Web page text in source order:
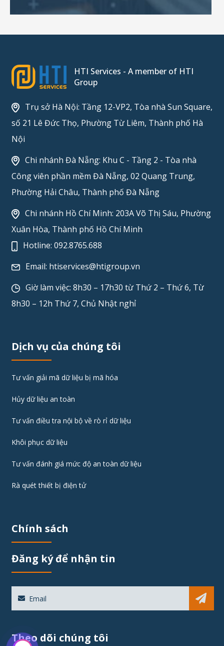
HTI Services - A member of HTI
Group
Trụ sở Hà Nội: Tầng 12-VP2, Tòa nhà Sun Square,
số 21 Lê Đức Thọ, Phường Từ Liêm, Thành phố Hà
Nội
Chi nhánh Đà Nẵng: Khu C - Tầng 2 - Tòa nhà
Công viên phần mềm Đà Nẵng, 02 Quang Trung,
Phường Hải Châu, Thành phố Đà Nẵng
Chi nhánh Hồ Chí Minh: 203A Võ Thị Sáu, Phường
Xuân Hòa, Thành phố Hồ Chí Minh
Hotline:092.8765.688
Email: htiservices@htigroup.vn
Giờ làm việc: 8h30 – 17h30 từ Thứ 2 – Thứ 6, Từ
8h30 – 12h Thứ 7, Chủ Nhật nghỉ
Dịch vụ của chúng tôi
Tư vấn giải mã dữ liệu bị mã hóa
Hủy dữ liệu an toàn
Tư vấn điều tra nội bộ về rò rỉ dữ liệu
Khôi phục dữ liệu
Tư vấn đánh giá mức độ an toàn dữ liệu
Rà quét thiết bị điện tử
Chính sách
Đăng ký để nhận tin
Sub
Theo dõi chúng tôi